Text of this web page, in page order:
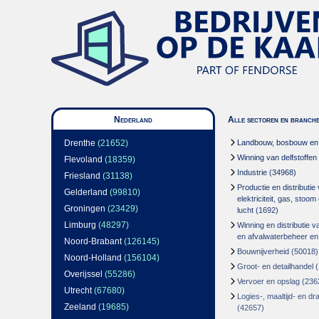
Nederland
Drenthe (21652)
Flevoland (18359)
Friesland (31138)
Gelderland (99810)
Groningen (23429)
Limburg (48297)
Noord-Brabant(126145)
Noord-Holland (156104)
Overijssel (55286)
Utrecht(67680)
Zeeland (19685)
Alle sectoren en
Landbouw, bosbouw
Winning van delfstoffen
Industrie (34968)
Productie en distributie
elektriciteit, gas, stoom
lucht (1692)
Winning en distributie
en afvalwaterbeheer
Bouwnijverheid (50018)
Groot- en detailhandel
Vervoer en opslag
Logies-, maaltijd- en
(42657)